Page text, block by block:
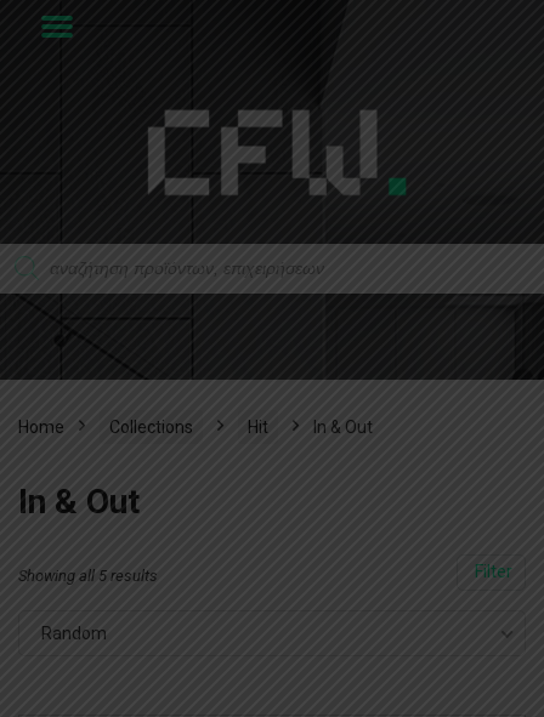
Home Collections Hit In & Out
In & Out
Filter
Showing all 5 results
Random